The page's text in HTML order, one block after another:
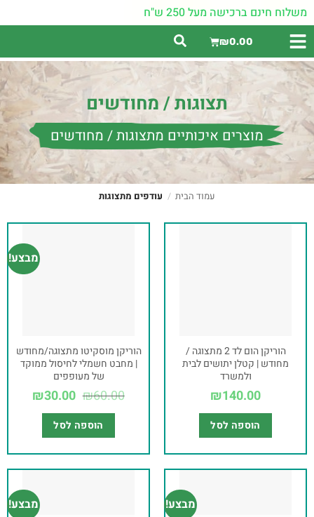
משלוח חינם ברכישה מעל 250 ש"ח
₪0.00
תצוגות / מחודשים
מוצרים איכותיים מתצוגות / מחודשים
עמוד הבית / עודפים מתצוגות
הוריקן הום לד 2 מתצוגה /
מחודש | קטלן יתושים לבית
ולמשרד
₪140.00
הוספה לסל
מבצע!
הוריקן מוסקיטו מתצוגה/מחודש
| מחבט חשמלי לחיסול ממוקד
של מעופפים
₪60.00
₪30.00
הוספה לסל
מבצע!
מבצע!